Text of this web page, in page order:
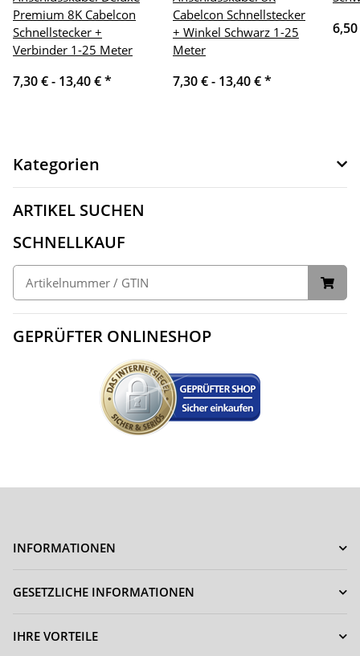
Premium 8K Cabelcon
Schnellstecker +
Verbinder 1-25 Meter
7,30 € - 13,40 €*
Cabelcon Schnellstecker
+ Winkel Schwarz 1-25
Meter
7,30 € - 13,40 €*
Kategorien
ARTIKEL SUCHEN
SCHNELLKAUF
GEPRÜFTER ONLINESHOP
INFORMATIONEN
GESETZLICHE INFORMATIONEN
IHRE VORTEILE